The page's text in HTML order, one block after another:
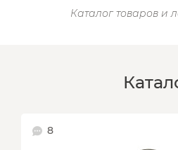
Каталог товаров и
8